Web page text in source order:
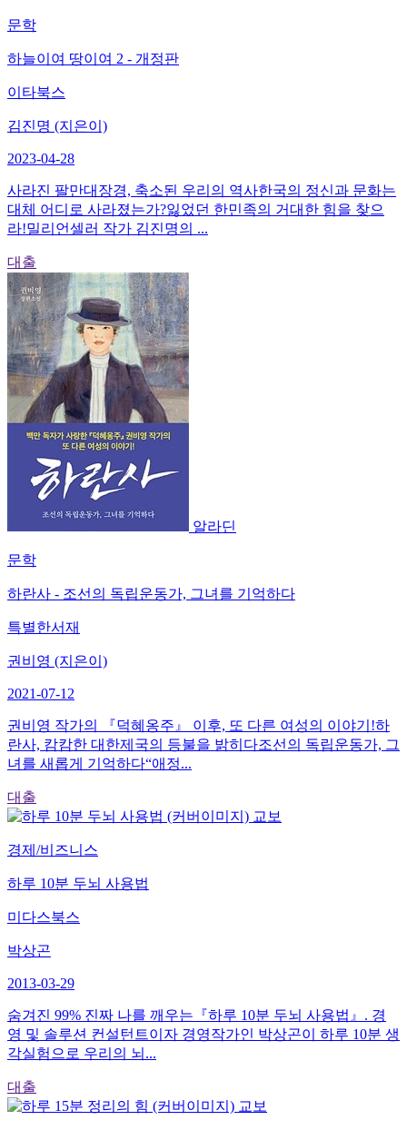
문학
하늘이여 땅이여 2 - 개정판
이타북스
김진명 (지은이)
2023-04-28
사라진 팔만대장경, 축소된 우리의 역사한국의 정신과 문화는
대체 어디로 사라졌는가?잃었던 한민족의 거대한 힘을 찾으
라!밀리언셀러 작가 김진명의 ...
대출
알라딘
문학
하란사 - 조선의 독립운동가, 그녀를 기억하다
특별한서재
권비영 (지은이)
2021-07-12
권비영 작가의 『덕혜옹주』 이후, 또 다른 여성의 이야기!하
란사, 캄캄한 대한제국의 등불을 밝히다조선의 독립운동가, 그
녀를 새롭게 기억하다“애정...
대출
교보
경제/비즈니스
하루 10분 두뇌 사용법
미다스북스
박상곤
2013-03-29
숨겨진 99% 진짜 나를 깨우는『하루 10분 두뇌 사용법』. 경
영 및 솔루션 컨설턴트이자 경영작가인 박상곤이 하루 10분 생
각실험으로 우리의 뇌...
대출
교보